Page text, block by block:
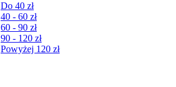
Do 40 zł
40 - 60 zł
60 - 90 zł
90 - 120 zł
Powyżej 120 zł